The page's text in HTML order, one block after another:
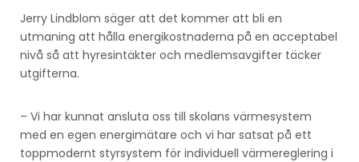
Jerry Lindblom säger att det kommer att bli en
utmaning att hålla energikostnaderna på en acceptabel
nivå så att hyresintäkter och medlemsavgifter täcker
utgifterna.
– Vi har kunnat ansluta oss till skolans värmesystem
med en egen energimätare och vi har satsat på ett
toppmodernt styrsystem för individuell värmereglering i